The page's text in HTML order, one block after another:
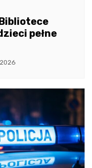
pełne